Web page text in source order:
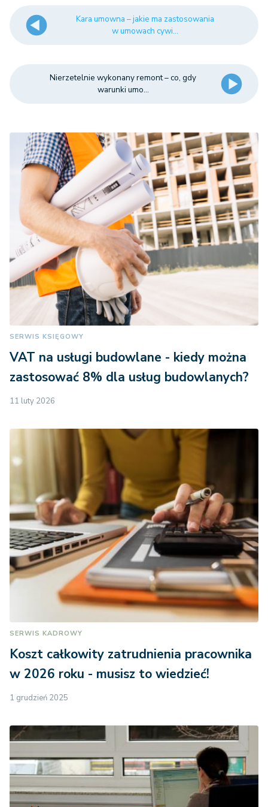
Kara umowna – jakie ma zastosowania
w umowach cywi...
Nierzetelnie wykonany remont – co, gdy
warunki umo...
SERWIS KSIĘGOWY
VAT na usługi budowlane - kiedy można
zastosować 8% dla usług budowlanych?
11 luty 2026
SERWIS KADROWY
Koszt całkowity zatrudnienia pracownika
w 2026 roku - musisz to wiedzieć!
1 grudzień 2025